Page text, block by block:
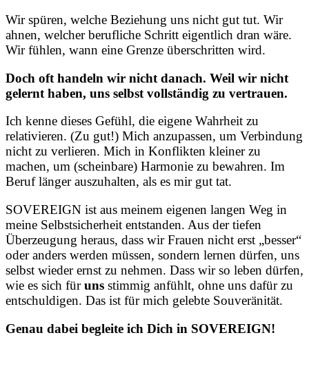
Wir spüren, welche Beziehung uns nicht gut tut. Wir
ahnen, welcher berufliche Schritt eigentlich dran wäre.
Wir fühlen, wann eine Grenze überschritten wird.
Doch oft handeln wir nicht danach. Weil wir nicht
gelernt haben, uns selbst vollständig zu vertrauen.
Ich kenne dieses Gefühl, die eigene Wahrheit zu
relativieren. (Zu gut!) Mich anzupassen, um Verbindung
nicht zu verlieren. Mich in Konflikten kleiner zu
machen, um (scheinbare) Harmonie zu bewahren. Im
Beruf länger auszuhalten, als es mir gut tat.
SOVEREIGN ist aus meinem eigenen langen Weg in
meine Selbstsicherheit entstanden. Aus der tiefen
Überzeugung heraus, dass wir Frauen nicht erst „besser“
oder anders werden müssen, sondern lernen dürfen, uns
selbst wieder ernst zu nehmen. Dass wir so leben dürfen,
wie es sich füruns stimmig anfühlt, ohne uns dafür zu
entschuldigen. Das ist für mich gelebte Souveränität.
Genau dabei begleite ich Dich in SOVEREIGN!